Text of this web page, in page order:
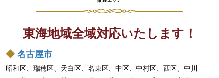
東海地域全域対応いたします！
◆ 名古屋市
昭和区、瑞穂区、天白区、名東区、中区、中村区、西区、中川